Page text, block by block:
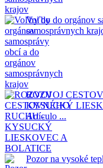
Voľby do orgánov
samosprávnych
ROZVOJ
KYSUCKÝ
Artículo ...
Pozor na vysoké